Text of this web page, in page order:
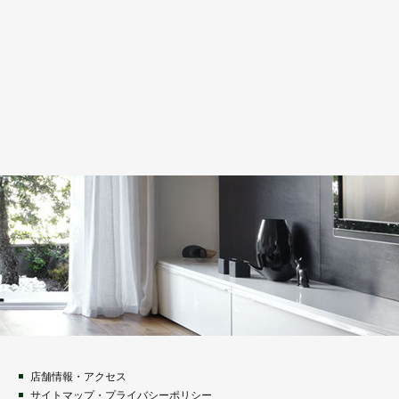
店舗情報・アクセス
サイトマップ・プライバシーポリシー